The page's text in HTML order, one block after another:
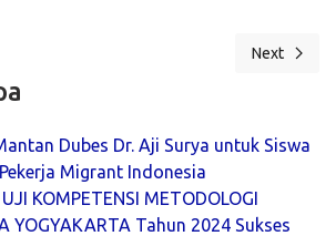
Kelas Jepang Intensif Angkatan 41 di
Next article:
Next
Dubes Dr. Aji Surya untuk Siswa
Migrant Indonesia
KOMPETENSI METODOLOGI
YOGYAKARTA Tahun 2024 Sukses